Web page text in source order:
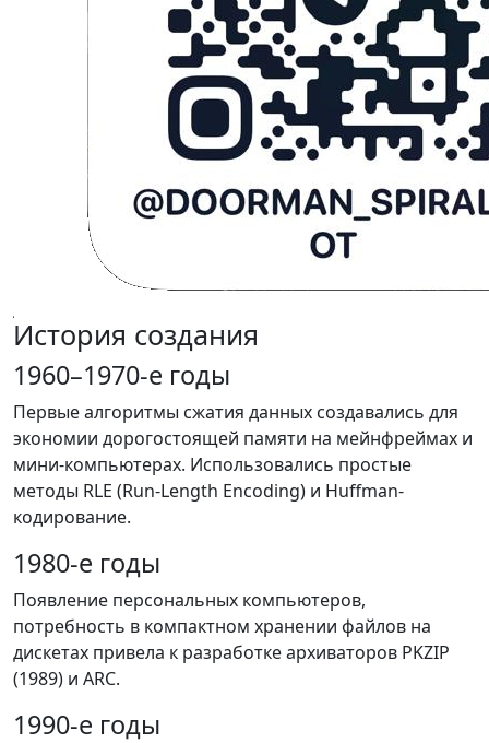
История создания
1960–1970-е годы
Первые алгоритмы сжатия данных создавались для
экономии дорогостоящей памяти на мейнфреймах и
мини-компьютерах. Использовались простые
методы RLE (Run-Length Encoding) и Huffman-
кодирование.
1980-е годы
Появление персональных компьютеров,
потребность в компактном хранении файлов на
дискетах привела к разработке архиваторов PKZIP
(1989) и ARC.
1990-е годы